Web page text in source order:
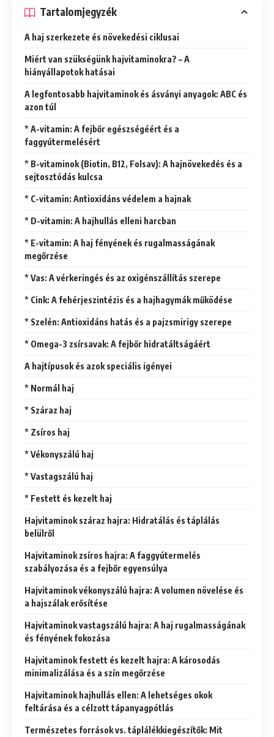
Tartalomjegyzék
A haj szerkezete és növekedési ciklusai
Miért van szükségünk hajvitaminokra? – A
hiányállapotok hatásai
A legfontosabb hajvitaminok és ásványi anyagok: ABC és
azon túl
* A-vitamin: A fejbőr egészségéért és a
faggyútermelésért
* B-vitaminok (Biotin, B12, Folsav): A hajnövekedés és a
sejtosztódás kulcsa
* C-vitamin: Antioxidáns védelem a hajnak
* D-vitamin: A hajhullás elleni harcban
* E-vitamin: A haj fényének és rugalmasságának
megőrzése
* Vas: A vérkeringés és az oxigénszállítás szerepe
* Cink: A fehérjeszintézis és a hajhagymák működése
* Szelén: Antioxidáns hatás és a pajzsmirigy szerepe
* Omega-3 zsírsavak: A fejbőr hidratáltságáért
A hajtípusok és azok speciális igényei
* Normál haj
* Száraz haj
* Zsíros haj
* Vékonyszálú haj
* Vastagszálú haj
* Festett és kezelt haj
Hajvitaminok száraz hajra: Hidratálás és táplálás
belülről
Hajvitaminok zsíros hajra: A faggyútermelés
szabályozása és a fejbőr egyensúlya
Hajvitaminok vékonyszálú hajra: A volumen növelése és
a hajszálak erősítése
Hajvitaminok vastagszálú hajra: A haj rugalmasságának
és fényének fokozása
Hajvitaminok festett és kezelt hajra: A károsodás
minimalizálása és a szín megőrzése
Hajvitaminok hajhullás ellen: A lehetséges okok
feltárása és a célzott tápanyagpótlás
Természetes források vs. táplálékkiegészítők: Mit